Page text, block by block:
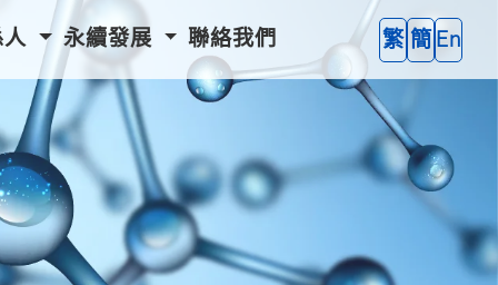
繁 簡 En
永續發展 聯絡我們